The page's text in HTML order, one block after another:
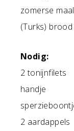
zomerse
(Turks) brood
Nodig:
2 tonijnfilets
handje
2 aardappels